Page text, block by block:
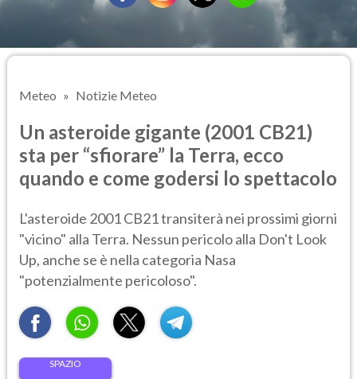
Meteo Notizie Meteo
Un asteroide gigante (2001 CB21)
sta per “sfiorare” la Terra, ecco
quando e come godersi lo spettacolo
L'asteroide 2001 CB21 transiterà nei prossimi giorni
"vicino" alla Terra. Nessun pericolo alla Don't Look
Up, anche se è nella categoria Nasa
"potenzialmente pericoloso".
SPAZIO